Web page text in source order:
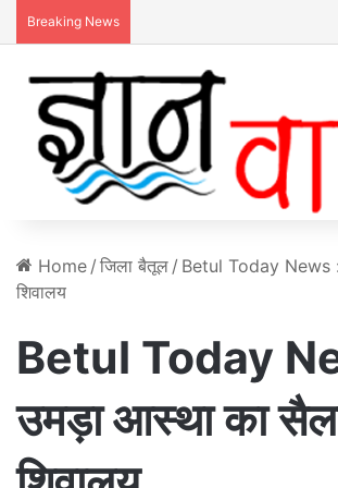
Breaking News
Home / जिला बैतूल / Betul Today News :
शिवालय
Betul Today
उमड़ा आस्था का